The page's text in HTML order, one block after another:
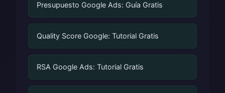
Presupuesto Google Ads: Guía Gratis
Quality Score Google: Tutorial Gratis
RSA Google Ads: Tutorial Gratis